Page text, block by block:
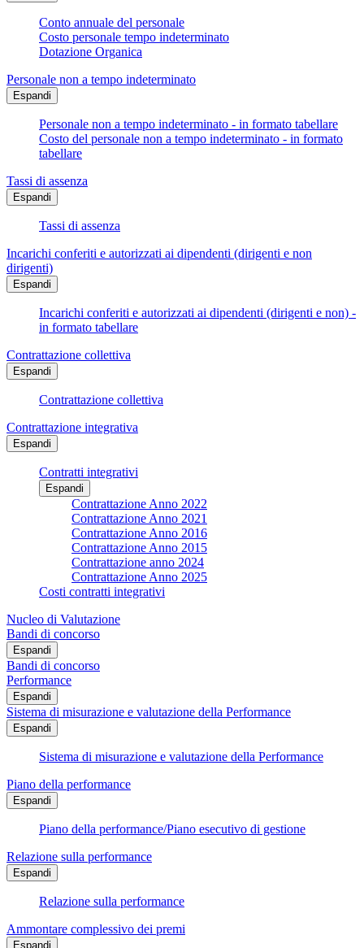
Conto annuale del personale
Costo personale tempo indeterminato
Dotazione Organica
Personale non a tempo indeterminato
Espandi
Personale non a tempo indeterminato - in formato tabellare
Costo del personale non a tempo indeterminato - in formato
tabellare
Tassi di assenza
Espandi
Tassi di assenza
Incarichi conferiti e autorizzati ai dipendenti (dirigenti e non
dirigenti)
Espandi
Incarichi conferiti e autorizzati ai dipendenti (dirigenti e non) -
in formato tabellare
Contrattazione collettiva
Espandi
Contrattazione collettiva
Contrattazione integrativa
Espandi
Contratti integrativi
Espandi
Contrattazione Anno 2022
Contrattazione Anno 2021
Contrattazione Anno 2016
Contrattazione Anno 2015
Contrattazione anno 2024
Contrattazione Anno 2025
Costi contratti integrativi
Nucleo di Valutazione
Bandi di concorso
Espandi
Bandi di concorso
Performance
Espandi
Sistema di misurazione e valutazione della Performance
Espandi
Sistema di misurazione e valutazione della Performance
Piano della performance
Espandi
Piano della performance/Piano esecutivo di gestione
Relazione sulla performance
Espandi
Relazione sulla performance
Ammontare complessivo dei premi
Espandi